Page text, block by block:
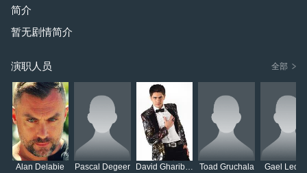
简介
暂无剧情简介
演职人员 全部
Alan Delabie
Pascal Degeer
David Gharibyan
Toad Gruchala
Gael